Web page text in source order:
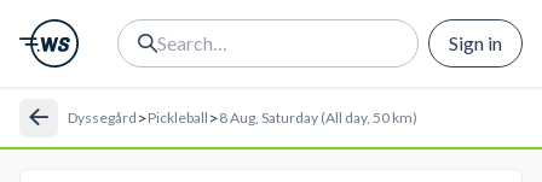
Sign in
Dyssegård >Pickleball >8 Aug, Saturday (All day, 50 km)